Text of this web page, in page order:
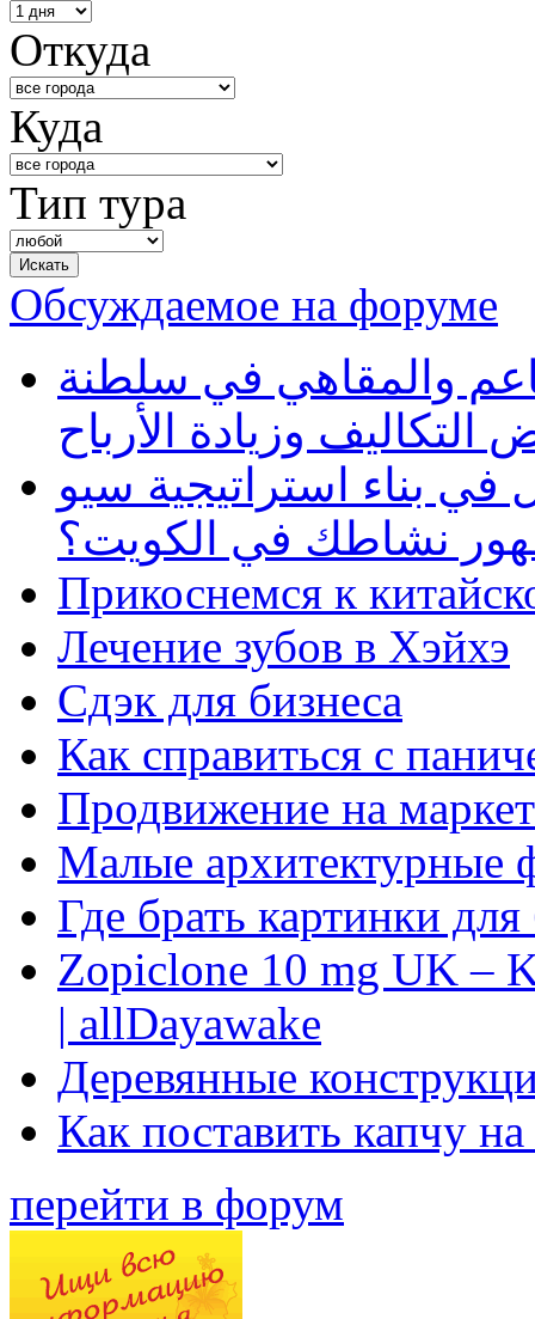
Откуда
Куда
Тип тура
Обсуждаемое на форуме
والمقاهي في سلطنة
وزيادة الأرباح
بناء استراتيجية سيو
نشاطك في الكويت؟
Прикоснемся к
Лечение зубов в Хэйхэ
Сдэк для бизнеса
Как справиться с
Продвижение на
Малые архитектурные
Где брать картинки
Zopiclone 10 mg UK –
| allDayawake
Деревянные
Как поставить капчу
перейти в форум